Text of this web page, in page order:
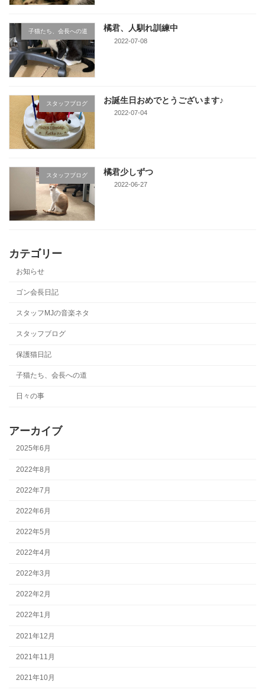
子猫たち、会長への道 橘君、人馴れ訓練中
2022-07-08
スタッフブログ お誕生日おめでとうございます♪
2022-07-04
スタッフブログ 橘君少しずつ
2022-06-27
カテゴリー
お知らせ
ゴン会長日記
スタッフMJの音楽ネタ
スタッフブログ
保護猫日記
子猫たち、会長への道
日々の事
アーカイブ
2025年6月
2022年8月
2022年7月
2022年6月
2022年5月
2022年4月
2022年3月
2022年2月
2022年1月
2021年12月
2021年11月
2021年10月